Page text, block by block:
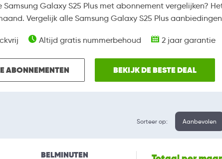
Samsung Galaxy S25 Plus met abonnement vergelijken?
Vergelijk alle Samsung Galaxy S25 Plus
Altijd gratis nummerbehoud 2 jaar garantie
ABONNEMENTEN BEKIJK DE BESTE DEAL
Aanbevolen
Sorteer op:
BELMINUTEN